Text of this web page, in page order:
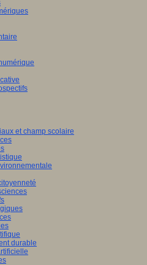
et champ scolaire
durable